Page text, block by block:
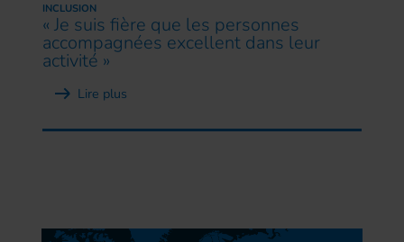
INCLUSION
« Je suis fière que les personnes
accompagnées excellent dans leur
activité »
Lire plus